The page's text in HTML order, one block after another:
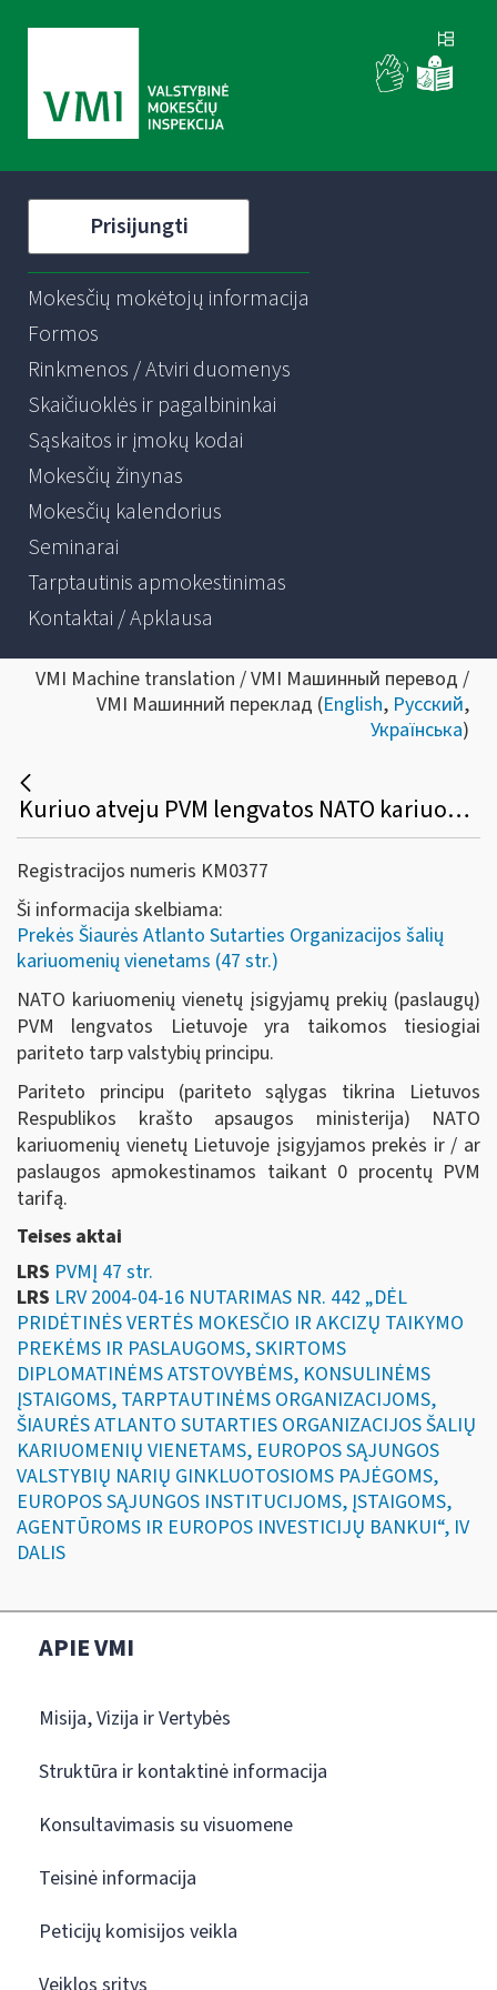
Prisijungti
Mokesčių mokėtojų informacija
Formos
Rinkmenos / Atviri duomenys
Skaičiuoklės ir pagalbininkai
Sąskaitos ir įmokų kodai
Mokesčių žinynas
Mokesčių kalendorius
Seminarai
Tarptautinis apmokestinimas
Kontaktai / Apklausa
VMI Machine translation / VMI Машинный перевод /
VMI Машинний переклад (English, Русский,
Українська)
Kuriuo atveju PVM lengvatos NATO kariuomenių vienetams taikomos tiesiogiai (iš karto)?
Registracijos numeris KM0377
Ši informacija skelbiama:
Prekės Šiaurės Atlanto Sutarties Organizacijos šalių
kariuomenių vienetams (47 str.)
NATO kariuomenių vienetų įsigyjamų prekių (paslaugų)
PVM lengvatos Lietuvoje yra taikomos tiesiogiai
pariteto tarp valstybių principu.
Pariteto principu (pariteto sąlygas tikrina Lietuvos
Respublikos krašto apsaugos ministerija) NATO
kariuomenių vienetų Lietuvoje įsigyjamos prekės ir / ar
paslaugos apmokestinamos taikant 0 procentų PVM
tarifą.
Teises aktai
LRS PVMĮ 47 str.
LRS LRV 2004-04-16 NUTARIMAS NR. 442 „DĖL
PRIDĖTINĖS VERTĖS MOKESČIO IR AKCIZŲ TAIKYMO
PREKĖMS IR PASLAUGOMS, SKIRTOMS
DIPLOMATINĖMS ATSTOVYBĖMS, KONSULINĖMS
ĮSTAIGOMS, TARPTAUTINĖMS ORGANIZACIJOMS,
ŠIAURĖS ATLANTO SUTARTIES ORGANIZACIJOS ŠALIŲ
KARIUOMENIŲ VIENETAMS, EUROPOS SĄJUNGOS
VALSTYBIŲ NARIŲ GINKLUOTOSIOMS PAJĖGOMS,
EUROPOS SĄJUNGOS INSTITUCIJOMS, ĮSTAIGOMS,
AGENTŪROMS IR EUROPOS INVESTICIJŲ BANKUI“, IV
DALIS
APIE VMI
Misija, Vizija ir Vertybės
Struktūra ir kontaktinė informacija
Konsultavimasis su visuomene
Teisinė informacija
Peticijų komisijos veikla